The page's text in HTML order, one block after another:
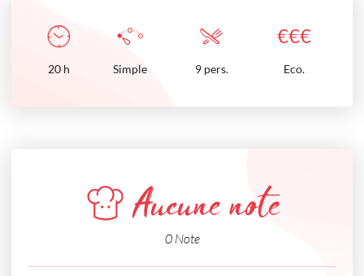
€€€
20 h Simple 9 pers. Eco.
Aucune note
0 Note